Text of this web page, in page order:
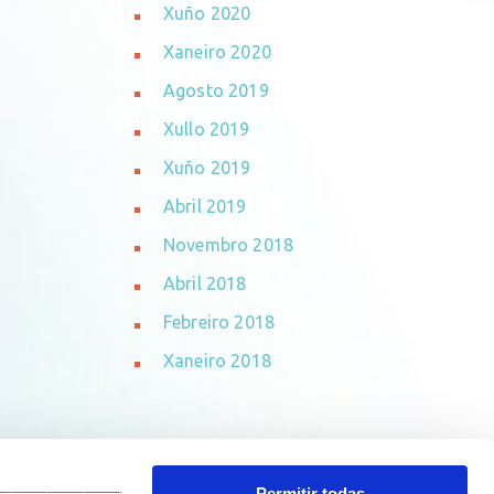
Xuño 2020
Xaneiro 2020
Agosto 2019
Xullo 2019
Xuño 2019
Abril 2019
Novembro 2018
Abril 2018
Febreiro 2018
Xaneiro 2018